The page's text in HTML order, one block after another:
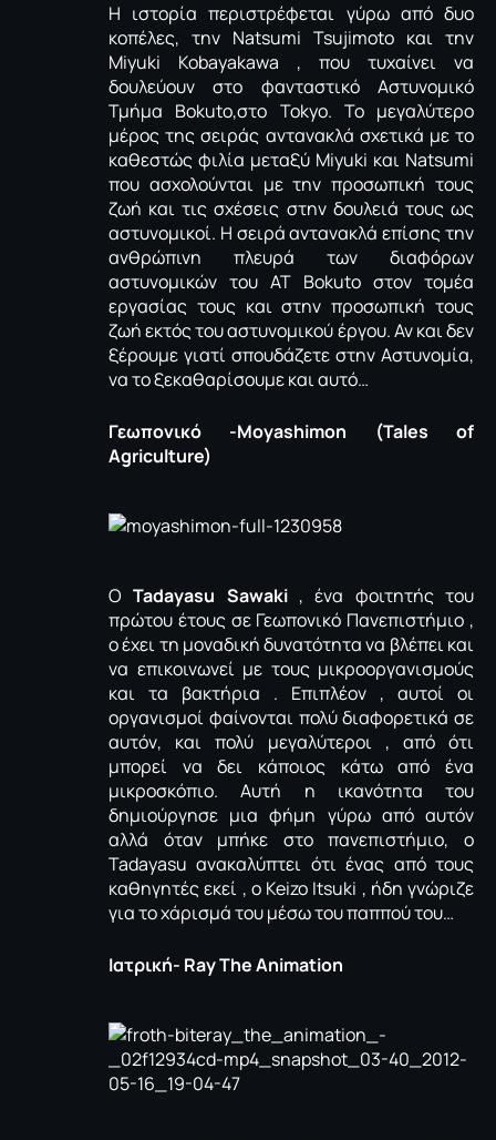
Η ιστορία περιστρέφεται γύρω από δυο
κοπέλες, την Natsumi Tsujimoto και την
Miyuki Kobayakawa , που τυχαίνει να
δουλεύουν στο φανταστικό Αστυνομικό
Τμήμα Bokuto,στο Tokyo. Το μεγαλύτερο
μέρος της σειράς αντανακλά σχετικά με το
καθεστώς φιλία μεταξύ Miyuki και Natsumi
που ασχολούνται με την προσωπική τους
ζωή και τις σχέσεις στην δουλειά τους ως
αστυνομικοί. Η σειρά αντανακλά επίσης την
ανθρώπινη πλευρά των διαφόρων
αστυνομικών του ΑΤ Bokuto στον τομέα
εργασίας τους και στην προσωπική τους
ζωή εκτός του αστυνομικού έργου. Αν και δεν
ξέρουμε γιατί σπουδάζετε στην Αστυνομία,
να το ξεκαθαρίσουμε και αυτό…
Γεωπονικό -Moyashimon (Tales of
Agriculture)
ΟTadayasu Sawaki, ένα φοιτητής του
πρώτου έτους σε Γεωπονικό Πανεπιστήμιο ,
ο έχει τη μοναδική δυνατότητα να βλέπει και
να επικοινωνεί με τους μικροοργανισμούς
και τα βακτήρια . Επιπλέον , αυτοί οι
οργανισμοί φαίνονται πολύ διαφορετικά σε
αυτόν, και πολύ μεγαλύτεροι , από ότι
μπορεί να δει κάποιος κάτω από ένα
μικροσκόπιο. Αυτή η ικανότητα του
δημιούργησε μια φήμη γύρω από αυτόν
αλλά όταν μπήκε στο πανεπιστήμιο, ο
Tadayasu ανακαλύπτει ότι ένας από τους
καθηγητές εκεί , ο Keizo Itsuki , ήδη γνώριζε
για το χάρισμά του μέσω του παππού του…
Ιατρική- Ray The Animation